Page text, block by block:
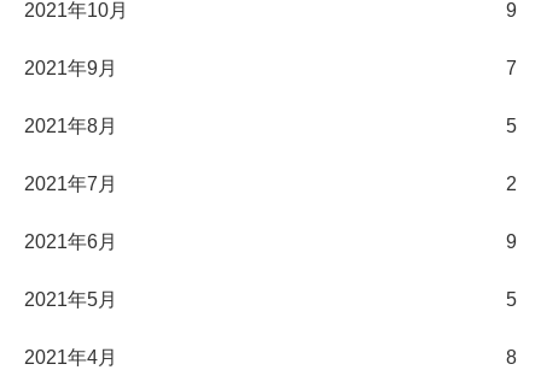
2021年10月 9
2021年9月 7
2021年8月 5
2021年7月 2
2021年6月 9
2021年5月 5
2021年4月 8